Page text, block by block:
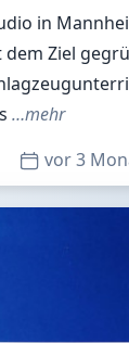
in
dem Ziel
…mehr
vor 3